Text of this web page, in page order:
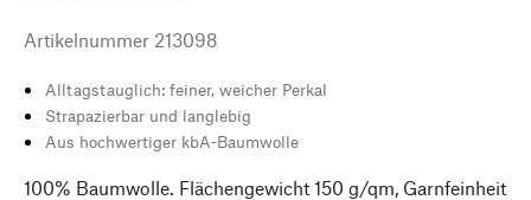
Artikelnummer 213098
Alltagstauglich: feiner, weicher Perkal
Strapazierbar und langlebig
Aus hochwertiger kbA-Baumwolle
100% Baumwolle. Flächengewicht 150 g/qm, Garnfeinheit